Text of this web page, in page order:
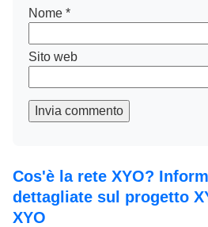
Nome *
Sito web
Invia commento
Cos'è la rete XYO?
dettagliate sul progetto
XYO